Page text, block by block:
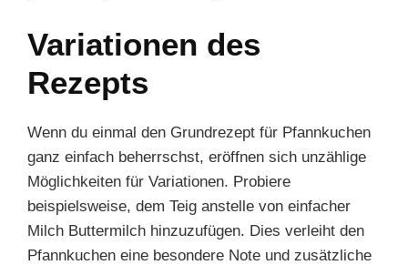
Variationen des
Rezepts
Wenn du einmal den Grundrezept für Pfannkuchen
ganz einfach beherrschst, eröffnen sich unzählige
Möglichkeiten für Variationen. Probiere
beispielsweise, dem Teig anstelle von einfacher
Milch Buttermilch hinzuzufügen. Dies verleiht den
Pfannkuchen eine besondere Note und zusätzliche